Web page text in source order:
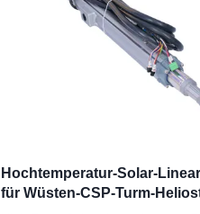
Hochtemperatur-Solar-
für Wüsten-CSP-Turm-